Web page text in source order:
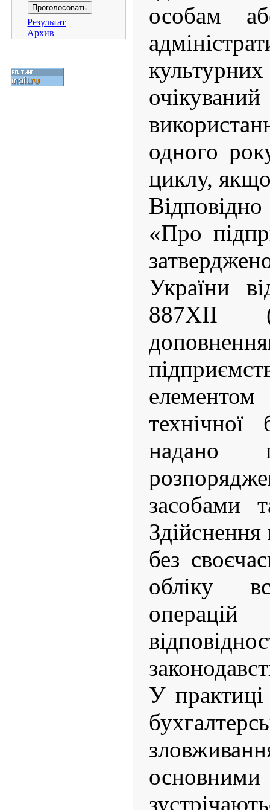
Результат
Архив
особам
одного
циклу,
«Про
України
887ХІІ
технічної
надано
засобами
без
обліку
У